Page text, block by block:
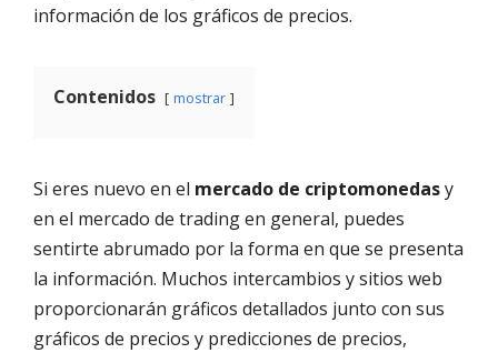
información de los gráficos de precios.
Contenidos mostrar
Si eres nuevo en el mercado de criptomonedasy
en el mercado de trading en general, puedes
sentirte abrumado por la forma en que se presenta
la información. Muchos intercambios y sitios web
proporcionarán gráficos detallados junto con sus
gráficos de precios y predicciones de precios,